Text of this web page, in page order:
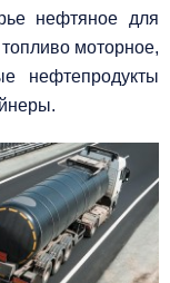
нефтяное для
моторное,
нефтепродукты